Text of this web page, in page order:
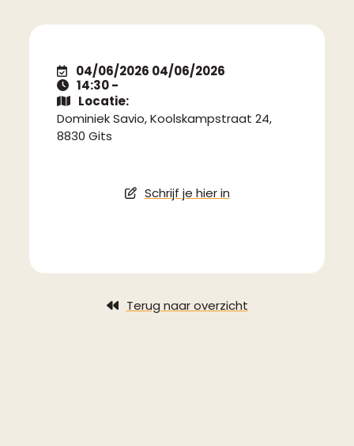
04/06/2026 04/06/2026
14:30 -
Locatie:
Dominiek Savio, Koolskampstraat 24,
8830 Gits
Schrijf je hier in
Terug naar overzicht